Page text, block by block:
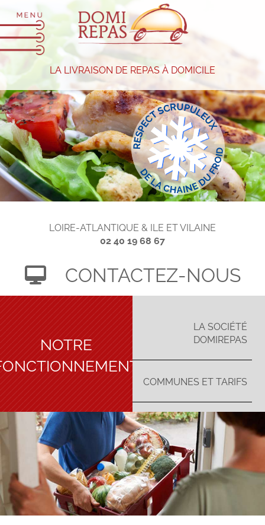
LA LIVRAISON DE REPAS À DOMICILE
LOIRE-ATLANTIQUE & ILE ET VILAINE
02 40 19 68 67
CONTACTEZ-NOUS
NOTRE
LA SOCIÉTÉ
DOMIREPAS
COMMUNES ET TARIFS